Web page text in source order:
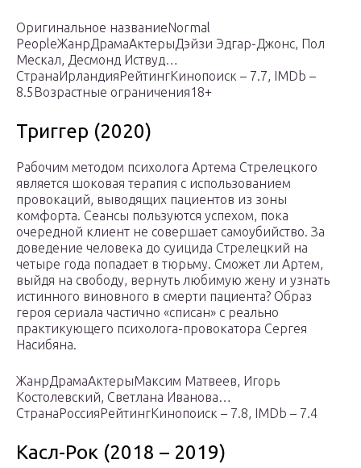
Оригинальное названиеNormal
PeopleЖанрДрамаАктерыДэйзи Эдгар-Джонс, Пол
Мескал, Десмонд Иствуд…
СтранаИрландияРейтингКинопоиск – 7.7, IMDb –
8.5Возрастные ограничения18+
Триггер (2020)
Рабочим методом психолога Артема Стрелецкого
является шоковая терапия с использованием
провокаций, выводящих пациентов из зоны
комфорта. Сеансы пользуются успехом, пока
очередной клиент не совершает самоубийство. За
доведение человека до суицида Стрелецкий на
четыре года попадает в тюрьму. Сможет ли Артем,
выйдя на свободу, вернуть любимую жену и узнать
истинного виновного в смерти пациента? Образ
героя сериала частично «списан» с реально
практикующего психолога-провокатора Сергея
Насибяна.
ЖанрДрамаАктерыМаксим Матвеев, Игорь
Костолевский, Светлана Иванова…
СтранаРоссияРейтингКинопоиск – 7.8, IMDb – 7.4
Касл-Рок (2018 – 2019)